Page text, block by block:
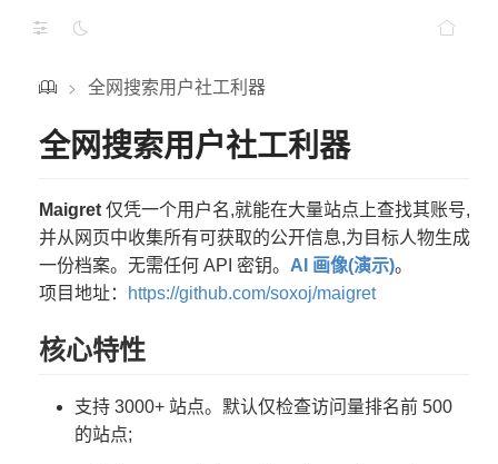
> 全网搜索用户社工利器
全网搜索用户社工利器
Maigret 仅凭一个用户名,就能在大量站点上查找其账号,
并从网页中收集所有可获取的公开信息,为目标人物生成
一份档案。无需任何 API 密钥。 AI 画像(演示)。
项目地址：
https://github.com/soxoj/maigret
核心特性
支持 3000+ 站点。默认仅检查访问量排名前 500
的站点;